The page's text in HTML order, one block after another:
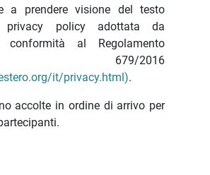
a prendere visione del testo
privacy policy adottata da
conformità al Regolamento
679/2016
it/privacy.html).
accolte in ordine di arrivo per